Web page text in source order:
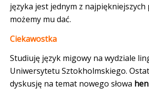
języka jest jednym z
możemy mu dać.
Ciekawostka
Studiuję język migowy na wydziale
Uniwersytetu Sztokholmskiego.
dyskusję na temat nowego słowa hen